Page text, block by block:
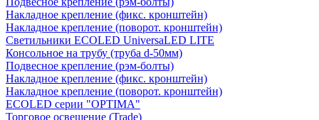
Накладное крепление (фикс. кронштейн)
Накладное крепление (поворот. кронштейн)
Светильники ECOLED UniversaLED LITE
Консольное на трубу (труба d-50мм)
Подвесное крепление (рэм-болты)
Накладное крепление (фикс. кронштейн)
Накладное крепление (поворот. кронштейн)
ECOLED серии "OPTIMA"
Торговое освещение (Trade)